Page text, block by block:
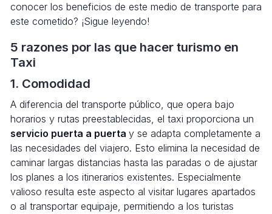
conocer los beneficios de este medio de transporte para
este cometido? ¡Sigue leyendo!
5 razones por las que hacer turismo en
Taxi
1. Comodidad
A diferencia del transporte público, que opera bajo
horarios y rutas preestablecidas, el taxi proporciona un
servicio puerta a puerta y se adapta completamente a
las necesidades del viajero. Esto elimina la necesidad de
caminar largas distancias hasta las paradas o de ajustar
los planes a los itinerarios existentes. Especialmente
valioso resulta este aspecto al visitar lugares apartados
o al transportar equipaje, permitiendo a los turistas